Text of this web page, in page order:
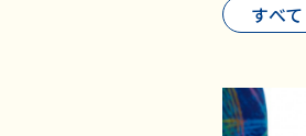
すべて